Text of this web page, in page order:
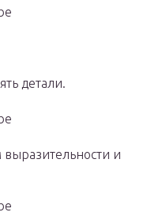
детали.
выразительности и